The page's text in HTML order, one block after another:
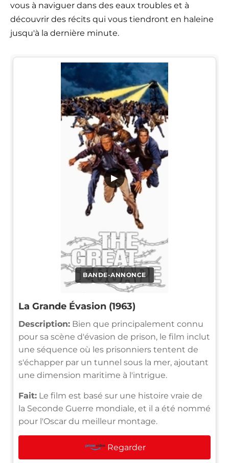
vous à naviguer dans des eaux troubles et à
découvrir des récits qui vous tiendront en haleine
jusqu'à la dernière minute.
BANDE-ANNONCE
▶
La Grande Évasion (1963)
Description: Bien que principalement connu
pour sa scène d'évasion de prison, le film inclut
une séquence où les prisonniers tentent de
s'échapper par un tunnel sous la mer, ajoutant
une dimension maritime à l'intrigue.
Fait: Le film est basé sur une histoire vraie de
la Seconde Guerre mondiale, et il a été nommé
pour l'Oscar du meilleur montage.
Regarder